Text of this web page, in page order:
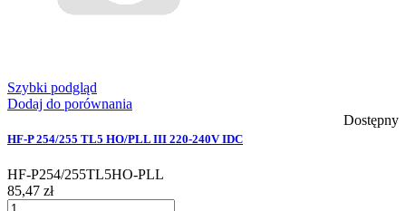
Szybki podgląd
Dodaj do porównania
Dostępny
HF-P 254/255 TL5 HO/PLL III 220-240V IDC
HF-P254/255TL5HO-PLL
85,47 zł